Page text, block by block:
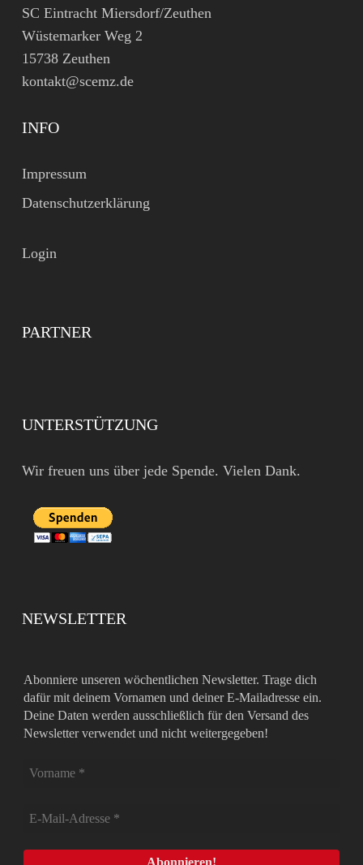
SC Eintracht Miersdorf/Zeuthen
Wüstemarker Weg 2
15738 Zeuthen
kontakt@scemz.de
INFO
Impressum
Datenschutzerklärung
Login
PARTNER
UNTERSTÜTZUNG
Wir freuen uns über jede Spende. Vielen Dank.
NEWSLETTER
Abonniere unseren wöchentlichen Newsletter. Trage dich
dafür mit deinem Vornamen und deiner E-Mailadresse ein.
Deine Daten werden ausschließlich für den Versand des
Newsletter verwendet und nicht weitergegeben!